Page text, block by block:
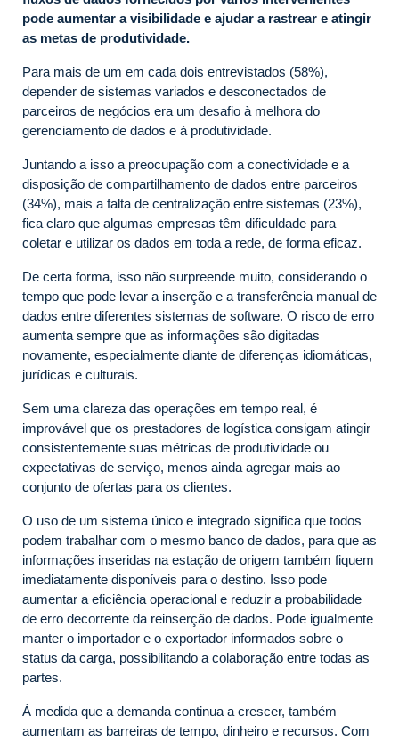
pode aumentar a visibilidade e ajudar a rastrear e atingir
as metas de produtividade.
Para mais de um em cada dois entrevistados (58%),
depender de sistemas variados e desconectados de
parceiros de negócios era um desafio à melhora do
gerenciamento de dados e à produtividade.
Juntando a isso a preocupação com a conectividade e a
disposição de compartilhamento de dados entre parceiros
(34%), mais a falta de centralização entre sistemas (23%),
fica claro que algumas empresas têm dificuldade para
coletar e utilizar os dados em toda a rede, de forma eficaz.
De certa forma, isso não surpreende muito, considerando o
tempo que pode levar a inserção e a transferência manual de
dados entre diferentes sistemas de software. O risco de erro
aumenta sempre que as informações são digitadas
novamente, especialmente diante de diferenças idiomáticas,
jurídicas e culturais.
Sem uma clareza das operações em tempo real, é
improvável que os prestadores de logística consigam atingir
consistentemente suas métricas de produtividade ou
expectativas de serviço, menos ainda agregar mais ao
conjunto de ofertas para os clientes.
O uso de um sistema único e integrado significa que todos
podem trabalhar com o mesmo banco de dados, para que as
informações inseridas na estação de origem também fiquem
imediatamente disponíveis para o destino. Isso pode
aumentar a eficiência operacional e reduzir a probabilidade
de erro decorrente da reinserção de dados. Pode igualmente
manter o importador e o exportador informados sobre o
status da carga, possibilitando a colaboração entre todas as
partes.
À medida que a demanda continua a crescer, também
aumentam as barreiras de tempo, dinheiro e recursos. Com